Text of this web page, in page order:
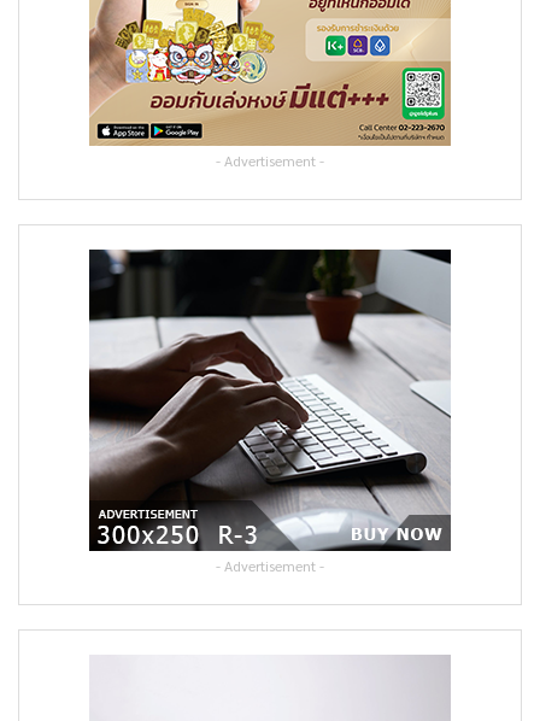
- Advertisement -
- Advertisement -